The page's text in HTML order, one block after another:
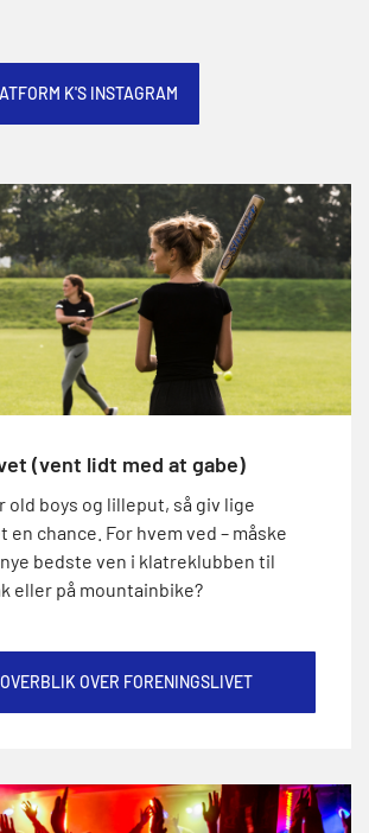
K'S INSTAGRAM
(vent lidt med at gabe)
old boys og lilleput, så giv lige
chance. For hvem ved – måske
bedste ven i klatreklubben til
eller på mountainbike?
OVER FORENINGSLIVET